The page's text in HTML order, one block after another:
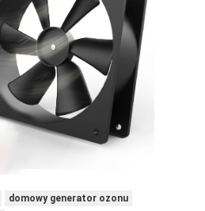
domowy generator ozonu